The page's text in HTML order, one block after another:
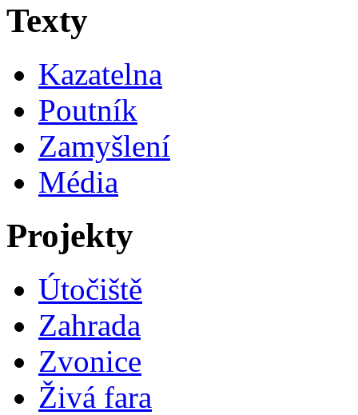
Texty
Kazatelna
Poutník
Zamyšlení
Média
Projekty
Útočiště
Zahrada
Zvonice
Živá fara